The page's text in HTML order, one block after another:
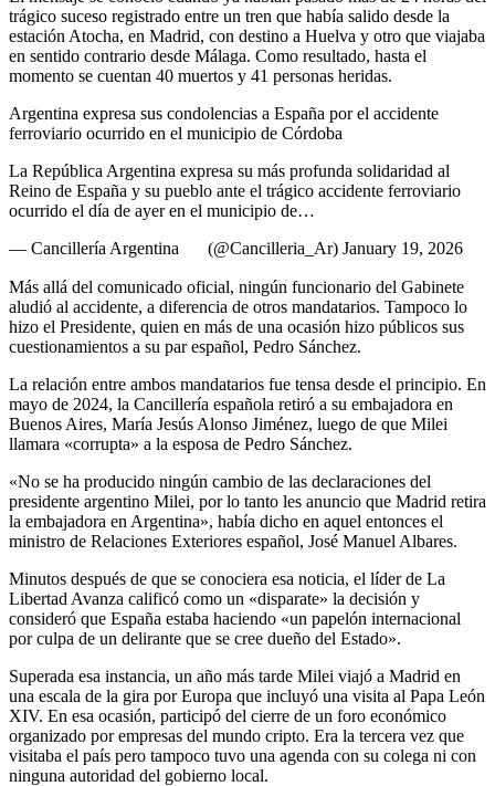
trágico suceso registrado entre un tren que había salido desde la
estación Atocha, en Madrid, con destino a Huelva y otro que viajaba
en sentido contrario desde Málaga. Como resultado, hasta el
momento se cuentan 40 muertos y 41 personas heridas.
Argentina expresa sus condolencias a España por el accidente
ferroviario ocurrido en el municipio de Córdoba
La República Argentina expresa su más profunda solidaridad al
Reino de España y su pueblo ante el trágico accidente ferroviario
ocurrido el día de ayer en el municipio de…
— Cancillería Argentina
(@Cancilleria_Ar) January 19, 2026
Más allá del comunicado oficial, ningún funcionario del Gabinete
aludió al accidente, a diferencia de otros mandatarios. Tampoco lo
hizo el Presidente, quien en más de una ocasión hizo públicos sus
cuestionamientos a su par español, Pedro Sánchez.
La relación entre ambos mandatarios fue tensa desde el principio. En
mayo de 2024, la Cancillería española retiró a su embajadora en
Buenos Aires, María Jesús Alonso Jiménez, luego de que Milei
llamara «corrupta» a la esposa de Pedro Sánchez.
«No se ha producido ningún cambio de las declaraciones del
presidente argentino Milei, por lo tanto les anuncio que Madrid retira
la embajadora en Argentina», había dicho en aquel entonces el
ministro de Relaciones Exteriores español, José Manuel Albares.
Minutos después de que se conociera esa noticia, el líder de La
Libertad Avanza calificó como un «disparate» la decisión y
consideró que España estaba haciendo «un papelón internacional
por culpa de un delirante que se cree dueño del Estado».
Superada esa instancia, un año más tarde Milei viajó a Madrid en
una escala de la gira por Europa que incluyó una visita al Papa León
XIV. En esa ocasión, participó del cierre de un foro económico
organizado por empresas del mundo cripto. Era la tercera vez que
visitaba el país pero tampoco tuvo una agenda con su colega ni con
ninguna autoridad del gobierno local.